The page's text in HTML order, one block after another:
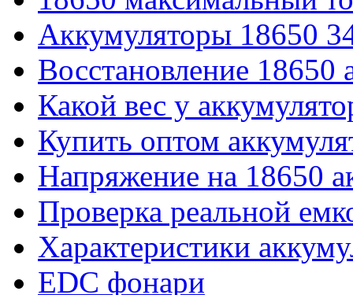
Аккумуляторы 18650
Восстановление 18650
Какой вес у
Купить оптом
Напряжение на 18650
Проверка реальной
Характеристики
EDC фонари